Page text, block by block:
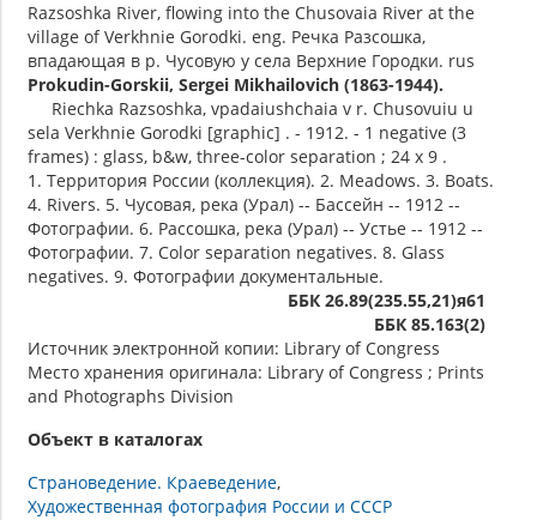
Razsoshka River, flowing into the Chusovaia River at the
village of Verkhnie Gorodki. eng. Речка Разсошка,
впадающая в р. Чусовую у села Верхние Городки. rus
Prokudin-Gorskii, Sergei Mikhailovich (1863-1944).
Riechka Razsoshka, vpadaiushchaia v r. Chusovuiu u
sela Verkhnie Gorodki [graphic] . - 1912. - 1 negative (3
frames) : glass, b&w, three-color separation ; 24 x 9 .
1. Территория России (коллекция). 2. Meadows. 3. Boats.
4. Rivers. 5. Чусовая, река (Урал) -- Бассейн -- 1912 --
Фотографии. 6. Рассошка, река (Урал) -- Устье -- 1912 --
Фотографии. 7. Color separation negatives. 8. Glass
negatives. 9. Фотографии документальные.
ББК 26.89(235.55,21)я61
ББК 85.163(2)
Источник электронной копии: Library of Congress
Место хранения оригинала: Library of Congress ; Prints
and Photographs Division
Объект в каталогах
Страноведение. Краеведение
Художественная фотография России и СССР